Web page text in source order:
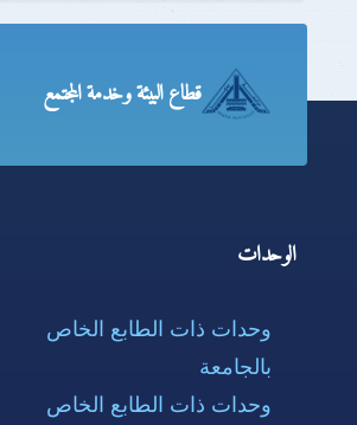
قطاع البيئة وخدمة المجتمع
الوحدات
وحدات ذات الطابع الخاص
بالجامعة
وحدات ذات الطابع الخاص